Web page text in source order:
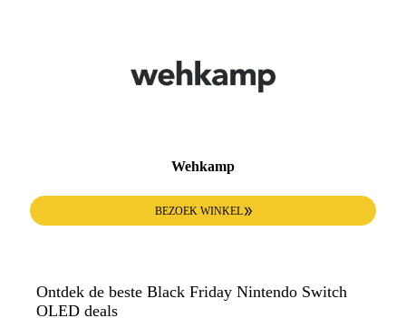
Wehkamp
BEZOEK WINKEL
Ontdek de beste Black Friday Nintendo Switch
OLED deals